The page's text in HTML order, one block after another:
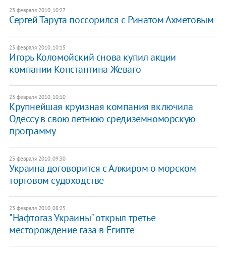
23 февраля 2010, 10:27
Сергей Тарута поссорился с Ринатом Ахметовым
23 февраля 2010, 10:15
Игорь Коломойский снова купил акции
компании Константина Жеваго
23 февраля 2010, 10:10
Крупнейшая круизная компания включила
Одессу в свою летнюю средиземноморскую
программу
23 февраля 2010, 09:30
Украина договорится с Алжиром о морском
торговом судоходстве
23 февраля 2010, 08:25
"Нафтогаз Украины" открыл третье
месторождение газа в Египте